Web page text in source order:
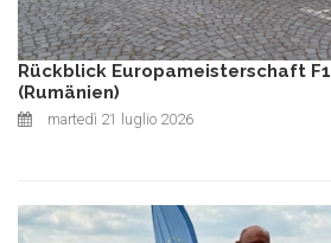
Rückblick Europameisterschaft
(Rumänien)
martedì 21 luglio 2026